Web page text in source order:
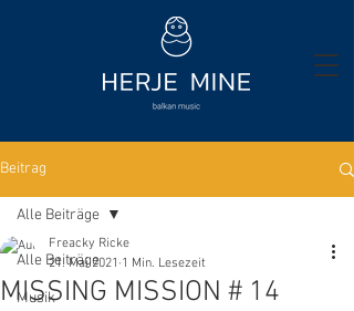
Beitrag
Alle Beiträge
Musik
Alle Beiträge
MISSING MISSION # 14
Freacky Ricke
21. Mai 2021 1 Min. Lesezeit